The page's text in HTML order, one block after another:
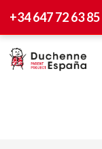
+34 647 72 63 85